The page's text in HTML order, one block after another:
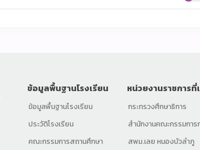
ข้อมูลพื้นฐานโรงเรียน
ข้อมูลพื้นฐานโรงเรียน
ประวัติโรงเรียน
คณะกรรมการสถานศึกษา
หน่วยงานราชการที่
กระทรวงศึกษาธิการ
สำนักงานคณะกรรมกา
สพม.เลย หนองบัวลำภู